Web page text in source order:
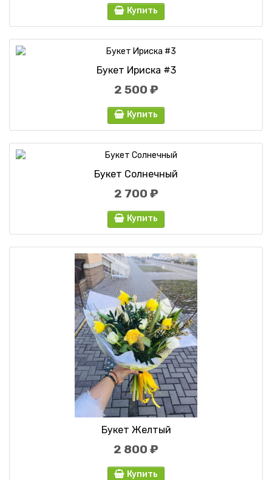
Купить
Букет Ириска #3
2 500 ₽
Купить
Букет Солнечный
2 700 ₽
Купить
Букет Желтый
2 800 ₽
Купить